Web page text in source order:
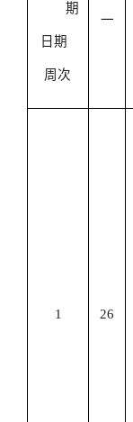
期
日期
周次
一
1 26